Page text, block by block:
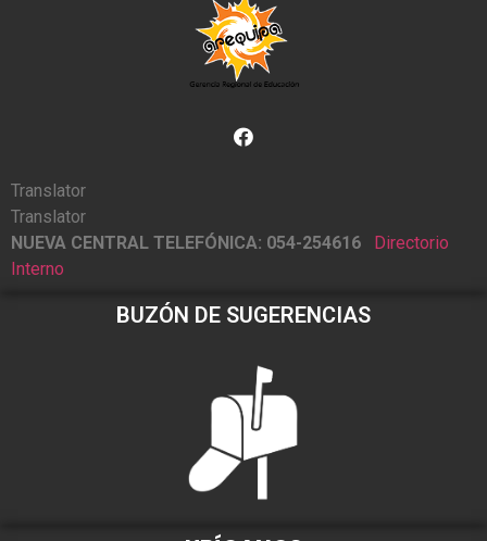
Translator
Translator
NUEVA CENTRAL TELEFÓNICA: 054-254616
Directorio
Interno
BUZÓN DE SUGERENCIAS